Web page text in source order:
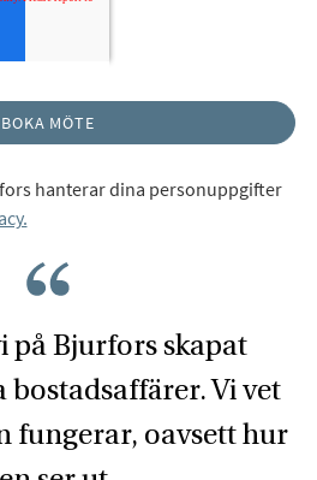
hanterar dina personuppgifter
på Bjurfors skapat
Vi vet
fungerar, oavsett hur